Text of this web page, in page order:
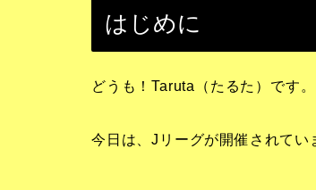
はじめに
どうも！Taruta（たるた）です。
今日は、Jリーグが開催されてい